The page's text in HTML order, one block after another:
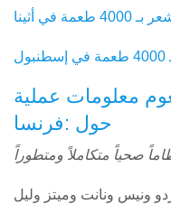
في أثينا
4000+ الطعوم معلومات عملية
حول :فرنسا
ونيس ونانت وميتز وليل